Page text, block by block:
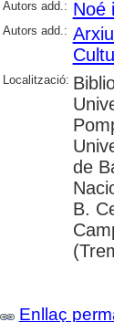
Autors add.: Noé
Autors add.:
Localització:
de
B.
Enllaç